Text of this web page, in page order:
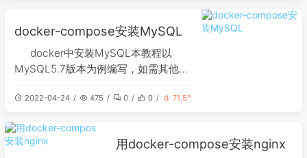
docker-compose安装MySQL
docker中安装MySQL本教程以
MySQL5.7版本为例编写，如需其他版
对应的镜像，安装可能回和本教程有一
在评论中回复，本人会尽快给与回复
1、拉取镜像docker pull mysql:5.72、
2022-04-24 475 0 0 71.5℃
用docker-compose安装nginx